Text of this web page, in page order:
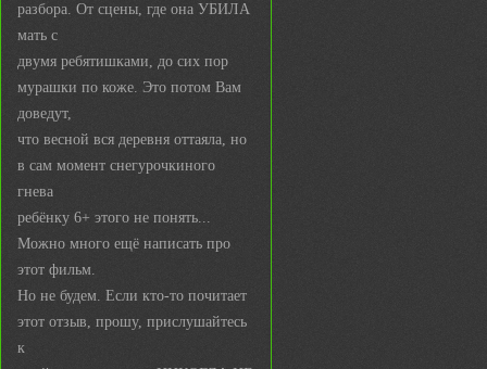
разбора. От сцены, где она УБИЛА
мать с
двумя ребятишками, до сих пор
мурашки по коже. Это потом Вам
доведут,
что весной вся деревня оттаяла, но
в сам момент снегурочкиного
гнева
ребёнку 6+ этого не понять...
Можно много ещё написать про
этот фильм.
Но не будем. Если кто-то почитает
этот отзыв, прошу, прислушайтесь
к